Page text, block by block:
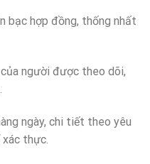
bạc hợp đồng, thống nhất
người được theo dõi,
ngày, chi tiết theo yêu
thực.